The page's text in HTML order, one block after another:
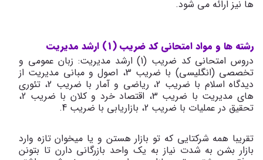
ها نیز ارائه می شود.
رشته ها و مواد امتحانی کد ضریب (1) ارشد مدیریت
دروس امتحانی کد ضریب (1) ارشد مدیریت: زبان عمومی و
تخصصی (انگلیسی) با ضریب 3، اصول و مبانی مدیریت از
دیدگاه اسلام با ضریب 2، ریاضی و آمار با ضریب 2، تئوری
های مدیریت با ضریب 3، اقتصاد خرد و کلان با ضریب 2،
تحقیق در عملیات با ضریب 2، بازاریابی با ضریب 4.
تقریبا همه شرکتایی که تو بازار هستن و یا میخوان تازه وارد
بازار بشن به شدت نیاز به یک واحد بازرگانی دارن تا بتونن